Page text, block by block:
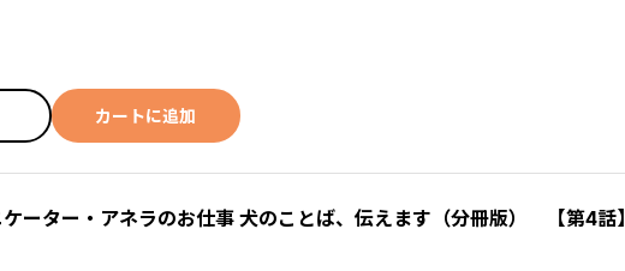
カートに追加
ーター・アネラのお仕事 犬のことば、伝えます（分冊版） 【第4話】